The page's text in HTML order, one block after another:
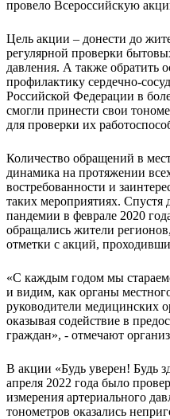
провело Всероссийскую
Цель акции – донести до
регулярной проверки
давления. А также обратить
профилактику сердечно-
Российской Федерации в
смогли принести свои
для проверки их
Количество обращений в
динамика на протяжении
востребованности и
таких мероприятиях. Спустя
пандемии в феврале 2020
обращались жители
отметки с акций,
«С каждым годом мы
и видим, как органы
руководители медицинских
оказывая содействие в
граждан», - отмечают
В акции «Будь уверен! Будь
апреля 2022 года было
измерения артериального
тонометров оказались